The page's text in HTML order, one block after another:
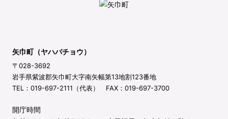
矢巾町（ヤハバチョウ）
〒028-3692
岩手県紫波郡矢巾町大字南矢幅第13地割123番地
TEL：019-697-2111（代表） FAX：019-697-3700
開庁時間